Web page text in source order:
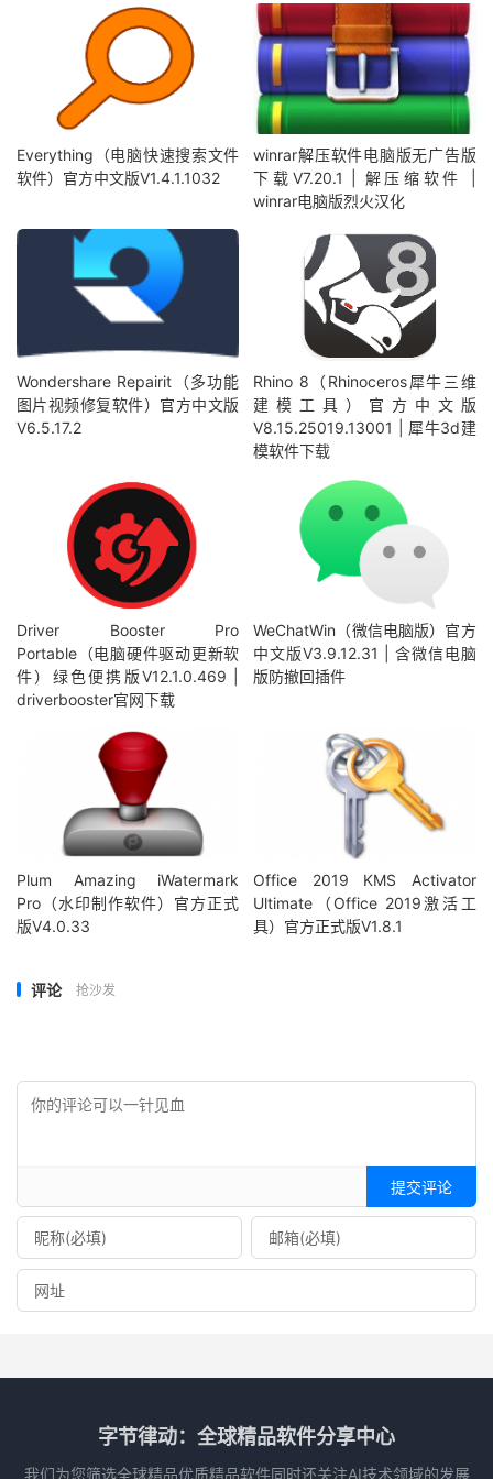
Everything（电脑快速搜索文件
软件）官方中文版V1.4.1.1032
winrar解压软件电脑版无广告版
下载V7.20.1 | 解压缩软件 |
winrar电脑版烈火汉化
Wondershare Repairit（多功能
图片视频修复软件）官方中文版
V6.5.17.2
Rhino 8（Rhinoceros犀牛三维
建模工具）官方中文版
V8.15.25019.13001 | 犀牛3d建
模软件下载
Driver Booster Pro
Portable（电脑硬件驱动更新软
件）绿色便携版V12.1.0.469 |
driverbooster官网下载
WeChatWin（微信电脑版）官方
中文版V3.9.12.31 | 含微信电脑
版防撤回插件
Plum Amazing iWatermark
Pro（水印制作软件）官方正式
版V4.0.33
Office 2019 KMS Activator
Ultimate（Office 2019激活工
具）官方正式版V1.8.1
评论 抢沙发
提交评论
字节律动：全球精品软件分享中心
我们为您筛选全球精品优质精品软件同时还关注AI技术领域的发展